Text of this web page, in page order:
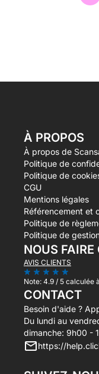
À PROPOS
À propos de
Politique de
Politique de
CGU
Mentions légales
Référencement et
Politique de
Politique de
NOUS
AVIS CLIENTS
Note: 4.9 / 5 calculée
CONTACT
Besoin d'aide ?
Du lundi au
dimanche: 9h00 -
https://